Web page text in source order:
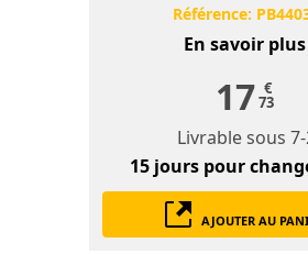
Référence:
En savoir plus
17 €
73
Livrable sous
15 jours pour
AJOUTER AU